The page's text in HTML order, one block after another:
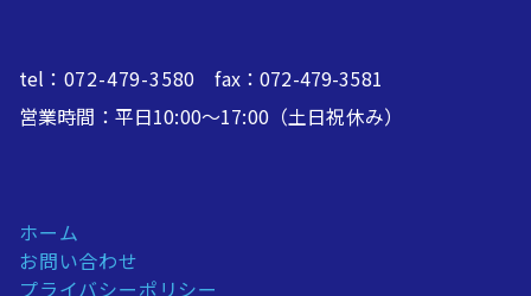
tel： 072-479-3580 fax：072-479-3581
営業時間：平日10:00～17:00（土日祝休み）
ホーム
お問い合わせ
プライバシーポリシー